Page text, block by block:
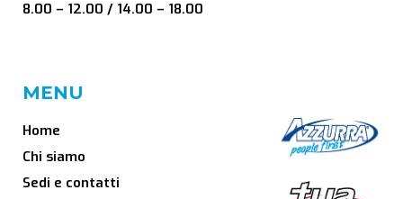
8.00 – 12.00 / 14.00 – 18.00
MENU
Home
Chi siamo
Sedi e contatti